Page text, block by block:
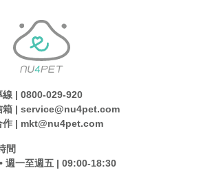
線 | 0800-029-920
箱 | service@nu4pet.com
作 | mkt@nu4pet.com
間
週一至週五 | 09:00-18:30